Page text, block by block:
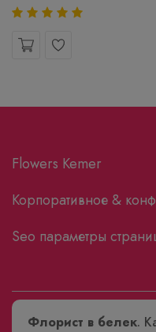
Flowers Kemer
Корпоративное &
Seo параметры
Флорист в белек.